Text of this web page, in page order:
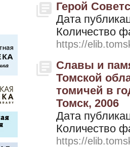
Герой
Дата
Количество
https://
Славы и
Томской
томичей в
Томск, 2006
Дата
Количество
https://